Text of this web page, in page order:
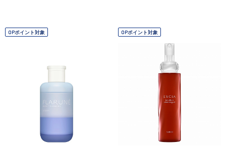
OPポイント対象 OPポイント対象